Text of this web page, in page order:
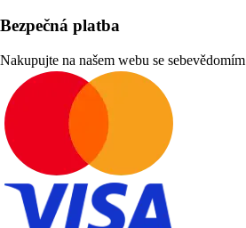
Bezpečná platba
Nakupujte na našem webu se sebevědomím